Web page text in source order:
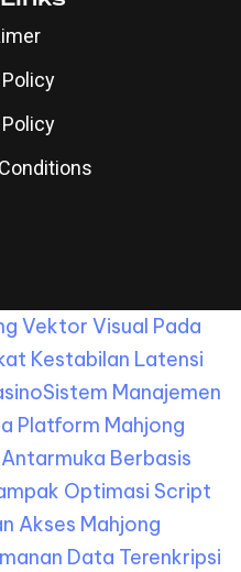
Vektor Visual Pada
Kestabilan Latensi
Sistem Manajemen
Platform Mahjong
Berbasis
Optimasi Script
Akses Mahjong
Data Terenkripsi